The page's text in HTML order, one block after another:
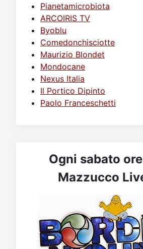
Pianetamicrobiota
ARCOIRIS TV
Byoblu
Comedonchisciotte
Maurizio Blondet
Mondocane
Nexus Italia
Il Portico Dipinto
Paolo Franceschetti
Ogni sabato
Mazzucco